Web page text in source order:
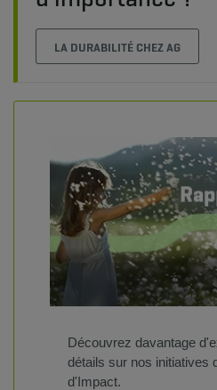
LA DURABILITÉ CHEZ AG
Découvrez davantage
détails sur nos initiatives
d'Impact.